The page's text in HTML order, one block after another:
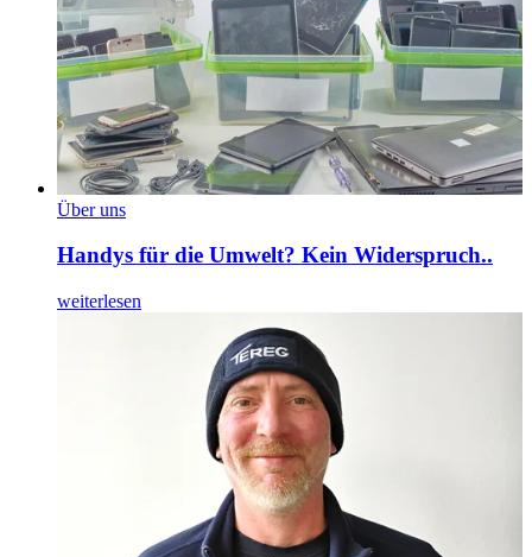
Über uns
Handys für die Umwelt? Kein Widerspruch..
weiterlesen